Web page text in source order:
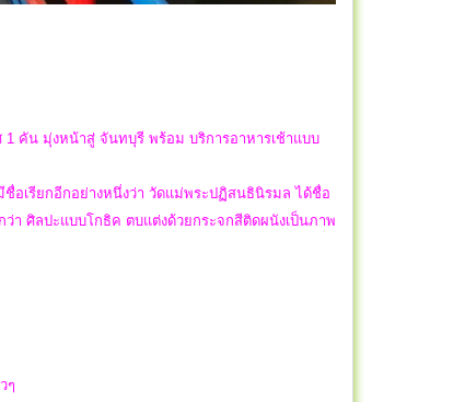
1 คัน มุ่งหน้าสู่ จันทบุรี พร้อม บริการอาหารเช้าแบบ
อเรียกอีกอย่างหนึ่งว่า วัดแม่พระปฏิสนธินิรมล ได้ชื่อ
า ศิลปะแบบโกธิค ตบแต่งด้วยกระจกสีติดผนังเป็นภาพ
ๆ